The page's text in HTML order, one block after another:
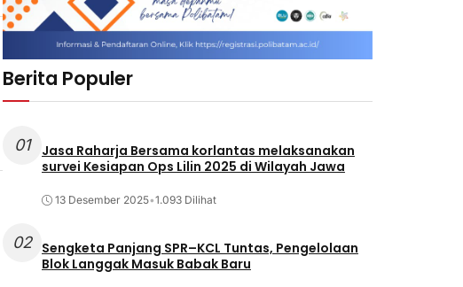
Berita Populer
01
Jasa Raharja Bersama korlantas melaksanakan
survei Kesiapan Ops Lilin 2025 di Wilayah Jawa
13 Desember 2025•1.093 Dilihat
02
Sengketa Panjang SPR–KCL Tuntas, Pengelolaan
Blok Langgak Masuk Babak Baru